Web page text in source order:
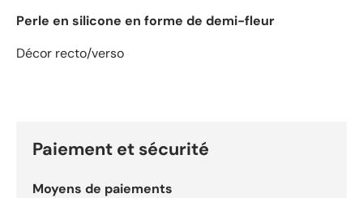
Perle en silicone en forme de demi-fleur
Décor recto/verso
Paiement et sécurité
Moyens de paiements